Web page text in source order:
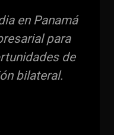
en Panamá
para
de
bilateral.